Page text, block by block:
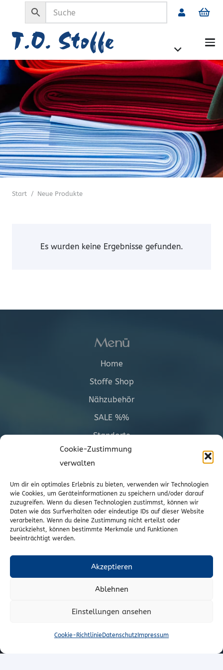
Cookie-Zustimmung
verwalten
Um dir ein optimales Erlebnis zu bieten, verwenden wir Technologien
wie Cookies, um Geräteinformationen zu speichern und/oder darauf
zuzugreifen. Wenn du diesen Technologien zustimmst, können wir
Daten wie das Surfverhalten oder eindeutige IDs auf dieser Website
verarbeiten. Wenn du deine Zustimmung nicht erteilst oder
zurückziehst, können bestimmte Merkmale und Funktionen
beeinträchtigt werden.
Akzeptieren
Ablehnen
Einstellungen ansehen
Cookie-Richtlinie Datenschutz Impressum
Start / Neue Produkte
Es wurden keine Ergebnisse gefunden.
Menü
Home
Stoffe Shop
Nähzubehör
SALE %%
Standorte
Informationen
Versand
AGBs
Cookie-Richtlinie (EU)
Vertrag widerrufen
Kontakt
2540 Bad Vöslau
02252/72974